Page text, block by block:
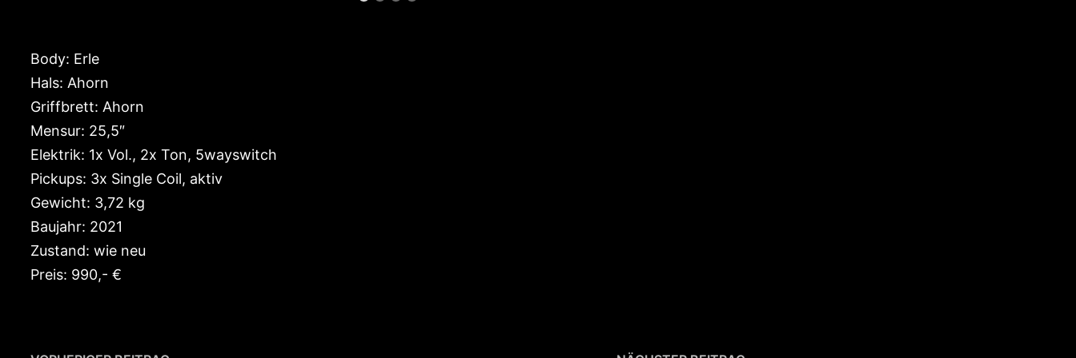
Body: Erle
Hals: Ahorn
Griffbrett: Ahorn
Mensur: 25,5″
Elektrik: 1x Vol., 2x Ton, 5wayswitch
Pickups: 3x Single Coil, aktiv
Gewicht: 3,72 kg
Baujahr: 2021
Zustand: wie neu
Preis: 990,- €